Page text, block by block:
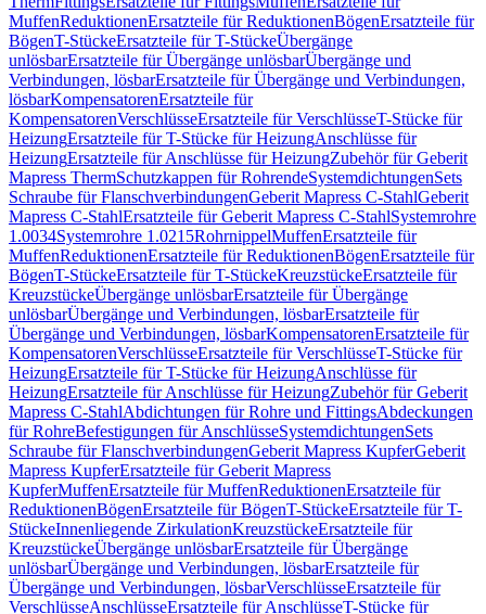
MuffenReduktionenErsatzteile für ReduktionenBögenErsatzteile für
BögenT-StückeErsatzteile für T-StückeÜbergänge
unlösbarErsatzteile für Übergänge unlösbarÜbergänge und
Verbindungen, lösbarErsatzteile für Übergänge und Verbindungen,
lösbarKompensatorenErsatzteile für
KompensatorenVerschlüsseErsatzteile für VerschlüsseT-Stücke für
HeizungErsatzteile für T-Stücke für HeizungAnschlüsse für
HeizungErsatzteile für Anschlüsse für HeizungZubehör für Geberit
Mapress ThermSchutzkappen für RohrendeSystemdichtungenSets
Schraube für FlanschverbindungenGeberit Mapress C-StahlGeberit
Mapress C-StahlErsatzteile für Geberit Mapress C-StahlSystemrohre
1.0034Systemrohre 1.0215RohrnippelMuffenErsatzteile für
MuffenReduktionenErsatzteile für ReduktionenBögenErsatzteile für
BögenT-StückeErsatzteile für T-StückeKreuzstückeErsatzteile für
KreuzstückeÜbergänge unlösbarErsatzteile für Übergänge
unlösbarÜbergänge und Verbindungen, lösbarErsatzteile für
Übergänge und Verbindungen, lösbarKompensatorenErsatzteile für
KompensatorenVerschlüsseErsatzteile für VerschlüsseT-Stücke für
HeizungErsatzteile für T-Stücke für HeizungAnschlüsse für
HeizungErsatzteile für Anschlüsse für HeizungZubehör für Geberit
Mapress C-StahlAbdichtungen für Rohre und FittingsAbdeckungen
für RohreBefestigungen für AnschlüsseSystemdichtungenSets
Schraube für FlanschverbindungenGeberit Mapress KupferGeberit
Mapress KupferErsatzteile für Geberit Mapress
KupferMuffenErsatzteile für MuffenReduktionenErsatzteile für
ReduktionenBögenErsatzteile für BögenT-StückeErsatzteile für T-
StückeInnenliegende ZirkulationKreuzstückeErsatzteile für
KreuzstückeÜbergänge unlösbarErsatzteile für Übergänge
unlösbarÜbergänge und Verbindungen, lösbarErsatzteile für
Übergänge und Verbindungen, lösbarVerschlüsseErsatzteile für
VerschlüsseAnschlüsseErsatzteile für AnschlüsseT-Stücke für